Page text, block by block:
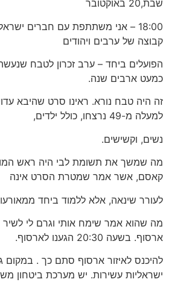
שבת,20 באוקטובר
18:00 – אני משתתפת עם חברים
קבוצה של ערבים ויהודים
הפועלים ביחד – ערב זכרון לטבח
כמעט ארבים שנה.
זה היה טבח נורא. ראינו סרט שהיבא
למעלה מ-49 נרצחו, כולל ילדים,
נשים, וקשישים.
מה שמשך את תשומת לבי היה ראש
קאסם, אשר אמר שמטרת הסרט אינה
לעורר שינאה, אלא ללמוד ביחד
מה שהוא אמר שימח אותי וגרם לי
ארסוף. בשעה 20:30 הגענו לארסוף.
להיכנס לאיזור ארסוף סתם כך .
ישראליות עשירות. יש מערכת ביטחון